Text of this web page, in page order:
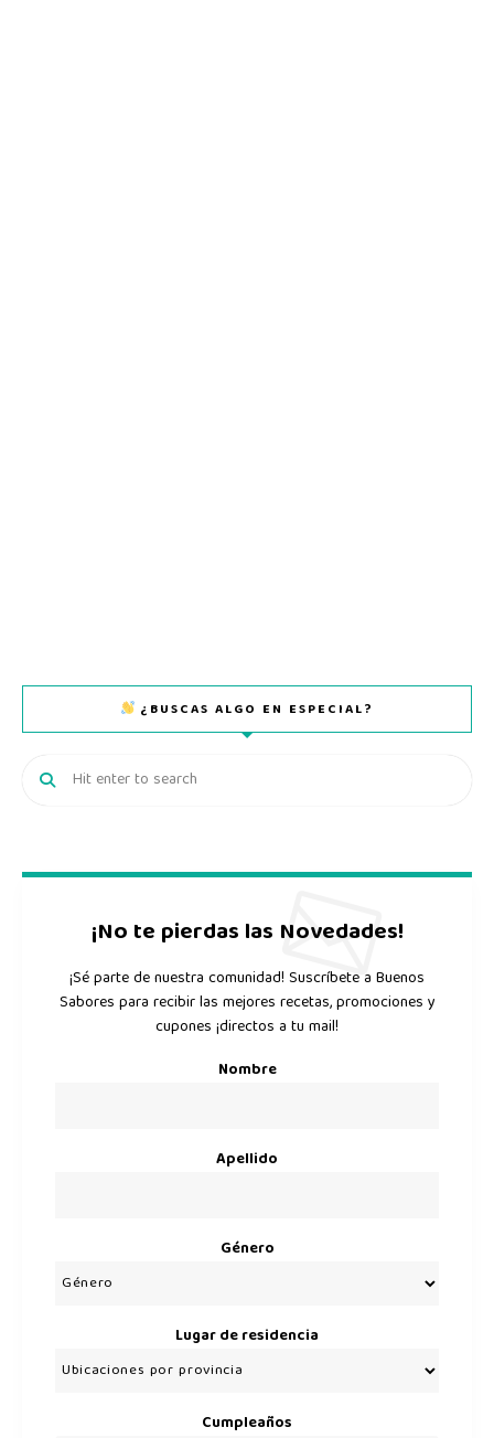
¿BUSCAS ALGO EN ESPECIAL?
¡No te pierdas las Novedades!
¡Sé parte de nuestra comunidad! Suscríbete a Buenos
Sabores para recibir las mejores recetas, promociones y
cupones ¡directos a tu mail!
Nombre
Apellido
Género
Lugar de residencia
Cumpleaños